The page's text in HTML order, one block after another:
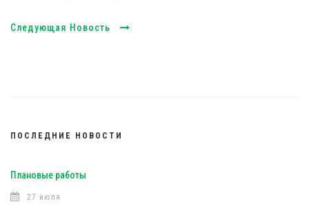
Следующая Новость
ПОСЛЕДНИЕ НОВОСТИ
Плановые работы
27 июля